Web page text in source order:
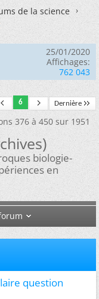
de la science
25/01/2020
Affichages:
762 043
6 Dernière
376 à 450 sur 1951
biologie-
en
question